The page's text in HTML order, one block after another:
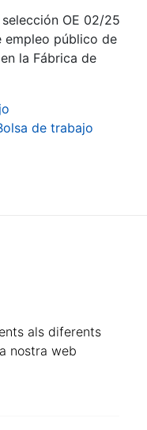
OE 02/25
público de
la Fábrica de
de trabajo
als diferents
nostra web